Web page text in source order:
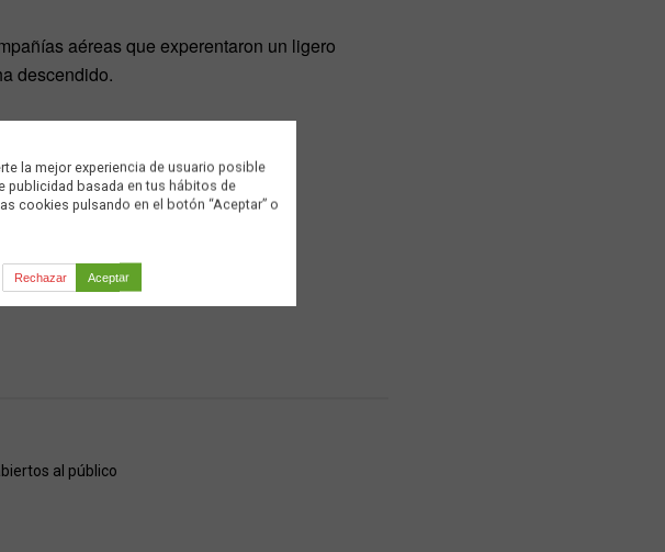
aéreas que experentaron un ligero
descendido.
al público
la mejor experiencia de usuario posible
publicidad basada en tus hábitos de
cookies pulsando en el botón “Aceptar” o
Rechazar Aceptar